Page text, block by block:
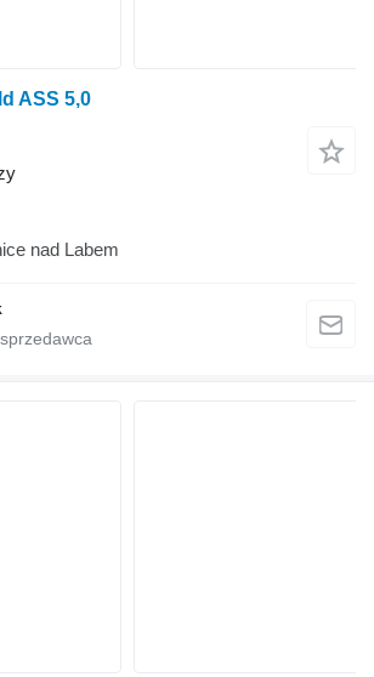
ASS 5,0
nad Labem